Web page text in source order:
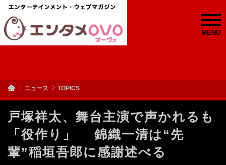
MENU
ニュース TOPICS
戸塚祥太、舞台主演で声かれるも
「役作り」 錦織一清は“先
輩”稲垣吾郎に感謝述べる